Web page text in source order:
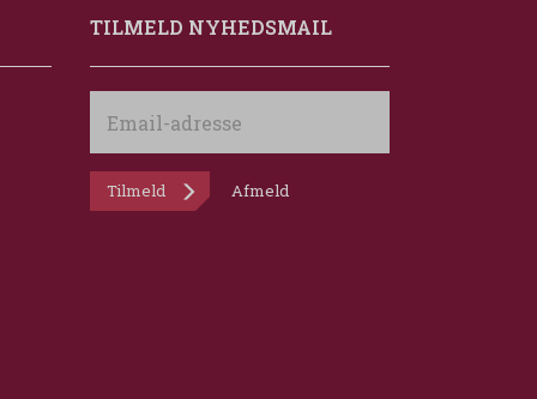
TILMELD NYHEDSMAIL
adresse
Tilmeld Afmeld